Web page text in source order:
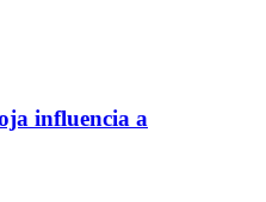
influencia a